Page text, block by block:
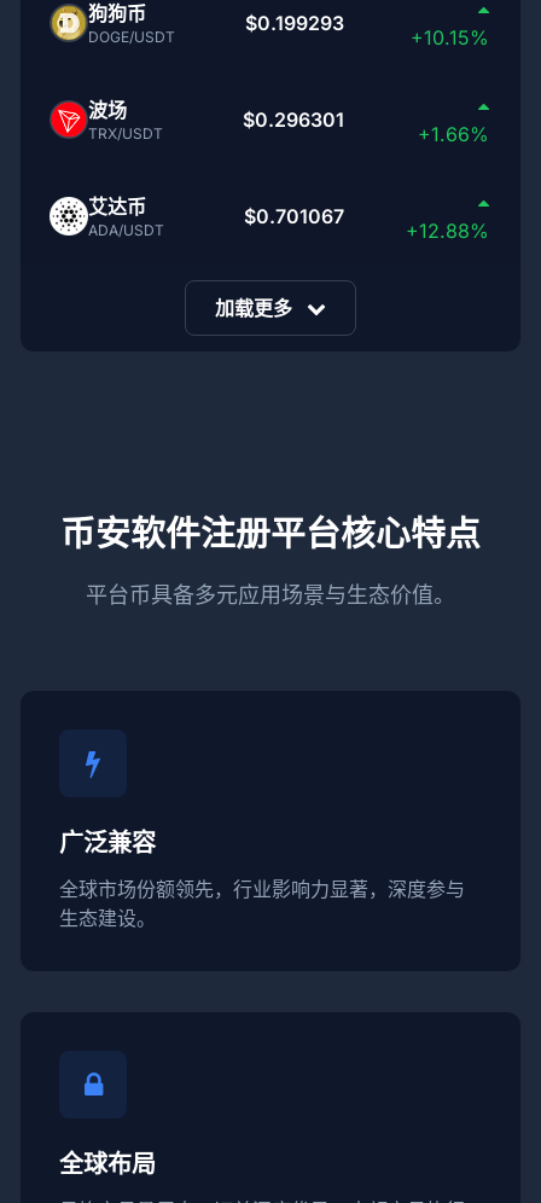
狗狗币
DOGE/USDT
$0.199293
+10.15%
波场
TRX/USDT
$0.296301
+1.66%
艾达币
ADA/USDT
$0.701067
+12.88%
加载更多
币安软件注册平台核心特点
平台币具备多元应用场景与生态价值。
广泛兼容
全球市场份额领先，行业影响力显著，深度参与
生态建设。
全球布局